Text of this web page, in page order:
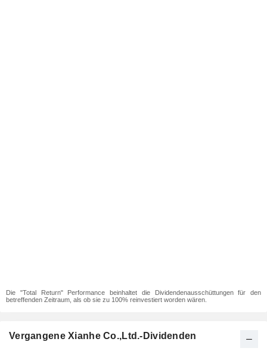
Die "Total Return" Performance beinhaltet die Dividendenausschüttungen für den
betreffenden Zeitraum, als ob sie zu 100% reinvestiert worden wären.
Vergangene Xianhe Co.,Ltd.-Dividenden